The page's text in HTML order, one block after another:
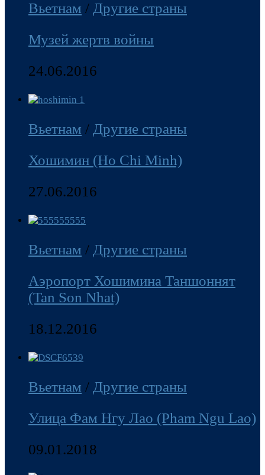
Вьетнам / Другие страны
Музей жертв войны
24.06.2016
Вьетнам / Другие страны
Хошимин (Ho Chi Minh)
27.06.2016
Вьетнам / Другие страны
Аэропорт Хошимина Таншоннят
(Tan Son Nhat)
18.12.2016
Вьетнам / Другие страны
Улица Фам Нгу Лао (Pham Ngu Lao)
09.01.2018